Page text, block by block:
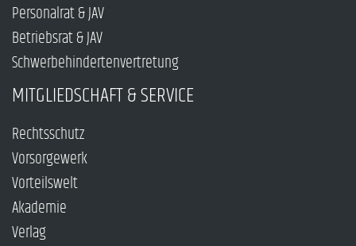
Personalrat & JAV
Betriebsrat & JAV
Schwerbehindertenvertretung
MITGLIEDSCHAFT & SERVICE
Rechtsschutz
Vorsorgewerk
Vorteilswelt
Akademie
Verlag